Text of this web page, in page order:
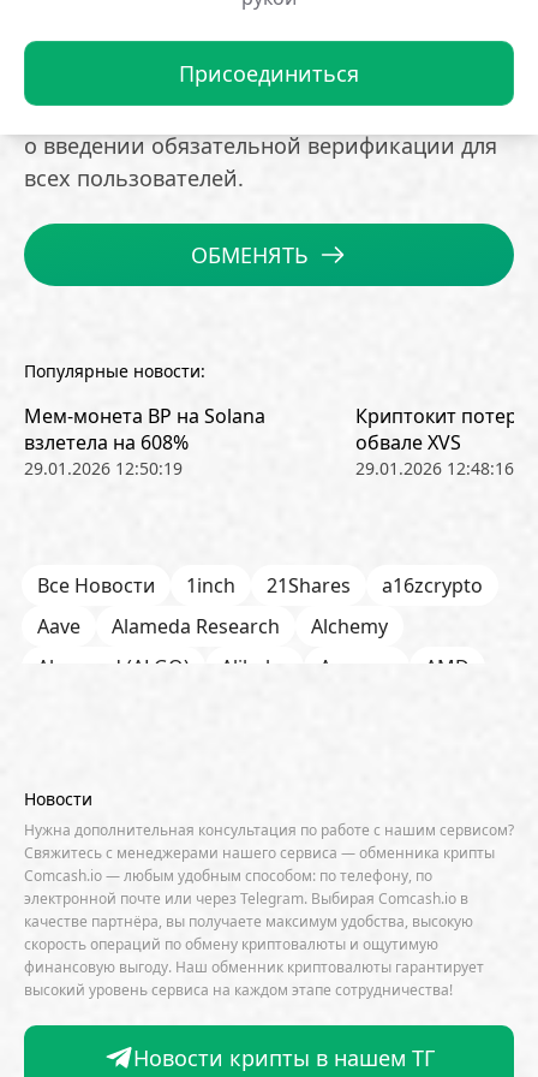
Присоединиться
пять дисциплинарных взысканий.
Ранее, в мае, вице-президент по разработке
ПО Polymarket Джош Стивенс опроверг слухи
о введении обязательной верификации для
всех пользователей.
ОБМЕНЯТЬ
Популярные новости:
Мем-монета BP на Solana
взлетела на 608%
29.01.2026 12:50:19
Криптокит
обвале XVS
29.01.2026 12:48:16
Все Новости 1inch 21Shares
a16zcrypto
Aave
Alameda Research
Alchemy
Algorand (ALGO)
Alibaba Amazon
AMD
Aster
Binance
BIS Bitcoin Core
Bitcoin Pizza Day
Bitfarms
Bitfinex Bitget
Bithumb
BitMEX
BitOK Bitwise BlackRock
Block
Bloomberg
BNB Chain
BNP Paribas
Börse Stuttgart
BTCFi Bullish
Bybit
Новости
Нужна дополнительная консультация по работе с нашим сервисом?
Свяжитесь с менеджерами нашего сервиса — обменника крипты
Comcash.io — любым удобным способом: по телефону, по
электронной почте или через Telegram. Выбирая Comcash.io в
качестве партнёра, вы получаете максимум удобства, высокую
скорость операций по обмену криптовалюты и ощутимую
финансовую выгоду. Наш обменник криптовалюты гарантирует
высокий уровень сервиса на каждом этапе сотрудничества!
Новости крипты в нашем ТГ